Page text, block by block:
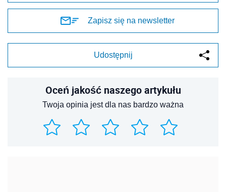
Zapisz się na newsletter
Udostępnij
Oceń jakość naszego artykułu
Twoja opinia jest dla nas bardzo ważna